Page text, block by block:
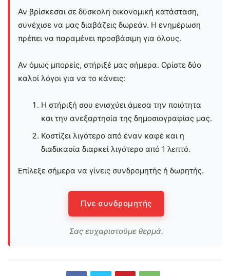
Αν βρίσκεσαι σε δύσκολη οικονομική κατάσταση,
συνέχισε να μας διαβάζεις δωρεάν. Η ενημέρωση
πρέπει να παραμένει προσβάσιμη για όλους.
Αν όμως μπορείς, στήριξέ μας σήμερα. Ορίστε δύο
καλοί λόγοι για να το κάνεις:
Η στήριξή σου ενισχύει άμεσα την ποιότητα
και την ανεξαρτησία της δημοσιογραφίας μας.
Κοστίζει λιγότερο από έναν καφέ και η
διαδικασία διαρκεί λιγότερο από 1 λεπτό.
Επίλεξε σήμερα να γίνεις συνδρομητής ή δωρητής.
Γίνε συνδρομητής
Σας ευχαριστούμε θερμά.